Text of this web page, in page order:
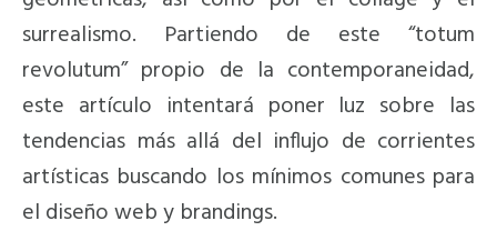
surrealismo. Partiendo de este “totum
revolutum” propio de la contemporaneidad,
este artículo intentará poner luz sobre las
tendencias más allá del influjo de corrientes
artísticas buscando los mínimos comunes para
el diseño web y brandings.